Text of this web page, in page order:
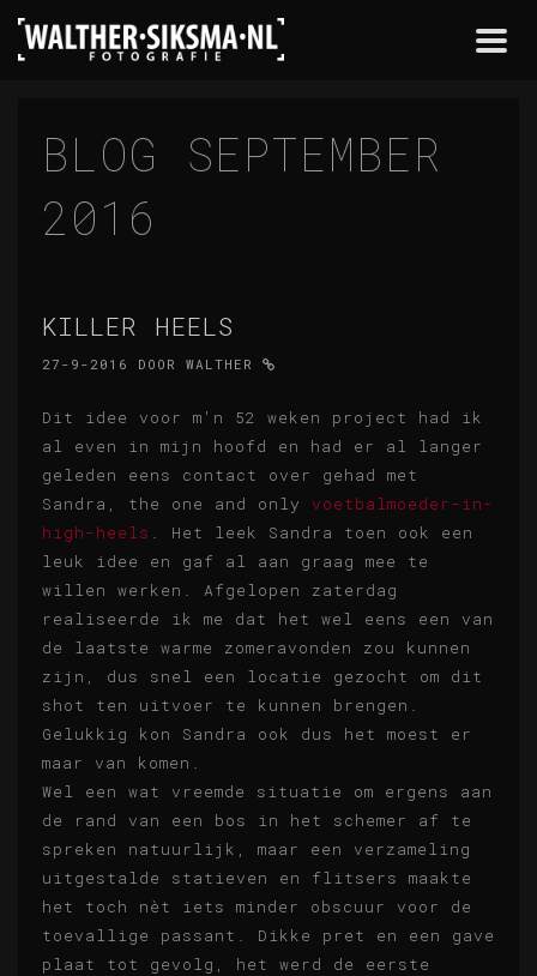
BLOG SEPTEMBER
2016
KILLER HEELS
27-9-2016 DOOR WALTHER
Dit idee voor m'n 52 weken project had ik
al even in mijn hoofd en had er al langer
geleden eens contact over gehad met
Sandra, the one and only voetbalmoeder-in-
high-heels . Het leek Sandra toen ook een
leuk idee en gaf al aan graag mee te
willen werken. Afgelopen zaterdag
realiseerde ik me dat het wel eens een van
de laatste warme zomeravonden zou kunnen
zijn, dus snel een locatie gezocht om dit
shot ten uitvoer te kunnen brengen.
Gelukkig kon Sandra ook dus het moest er
maar van komen.
Wel een wat vreemde situatie om ergens aan
de rand van een bos in het schemer af te
spreken natuurlijk, maar een verzameling
uitgestalde statieven en flitsers maakte
het toch nèt iets minder obscuur voor de
toevallige passant. Dikke pret en een gave
plaat tot gevolg, het werd de eerste